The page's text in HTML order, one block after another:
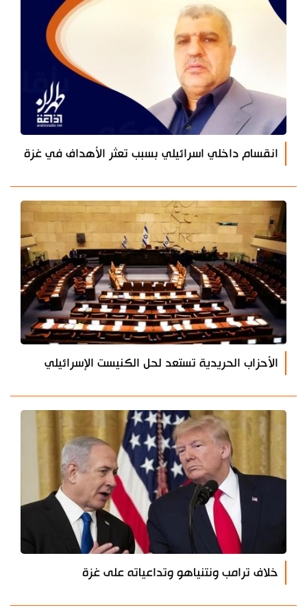
انقسام داخلي اسرائيلي بسبب تعثر الأهداف في غزة
الأحزاب الحريدية تستعد لحل الكنيست الإسرائيلي
خلاف ترامب ونتنياهو وتداعياته على غزة